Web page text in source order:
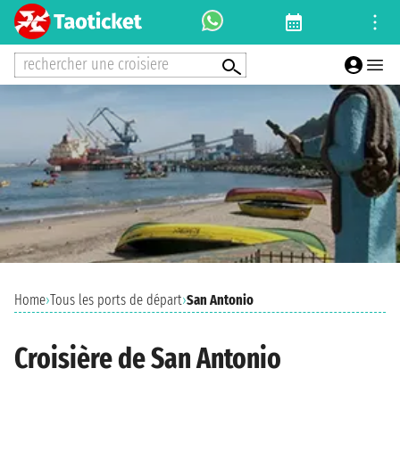
rechercher une croisiere
Home›Tous les ports de départ›San Antonio
Croisière de San Antonio